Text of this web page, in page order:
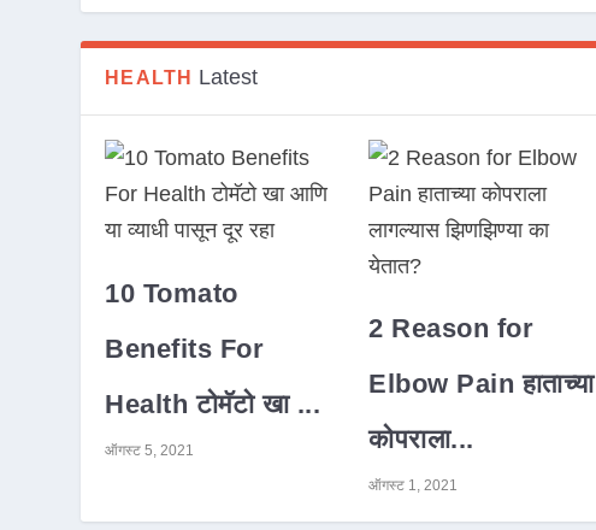
HEALTH Latest
10 Tomato
Benefits For
Health टोमॅटो खा ...
ऑगस्ट 5, 2021
2 Reason for
Elbow Pain हाताच्या
कोपराला...
ऑगस्ट 1, 2021